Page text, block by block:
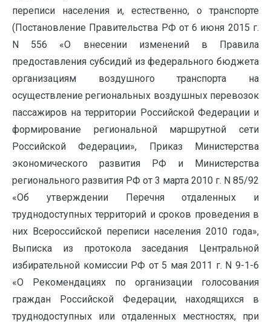
переписи населения и, естественно, о транспорте
(Постановление Правительства РФ от 6 июня 2015 г.
N 556 «О внесении изменений в Правила
предоставления субсидий из федерального бюджета
организациям воздушного транспорта на
осуществление региональных воздушных перевозок
пассажиров на территории Российской Федерации и
формирование региональной маршрутной сети
Российской Федерации», Приказ Министерства
экономического развития РФ и Министерства
регионального развития РФ от 3 марта 2010 г. N 85/92
«Об утверждении Перечня отдаленных и
труднодоступных территорий и сроков проведения в
них Всероссийской переписи населения 2010 года»,
Выписка из протокола заседания Центральной
избирательной комиссии РФ от 5 мая 2011 г. N 9-1-6
«О Рекомендациях по организации голосования
граждан Российской Федерации, находящихся в
труднодоступных или отдаленных местностях, при